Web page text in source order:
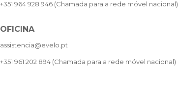
+351 964 928 946 (Chamada para a rede móvel nacional)
OFICINA
assistencia@evelo.pt
+351 961 202 894 (Chamada para a rede móvel nacional)